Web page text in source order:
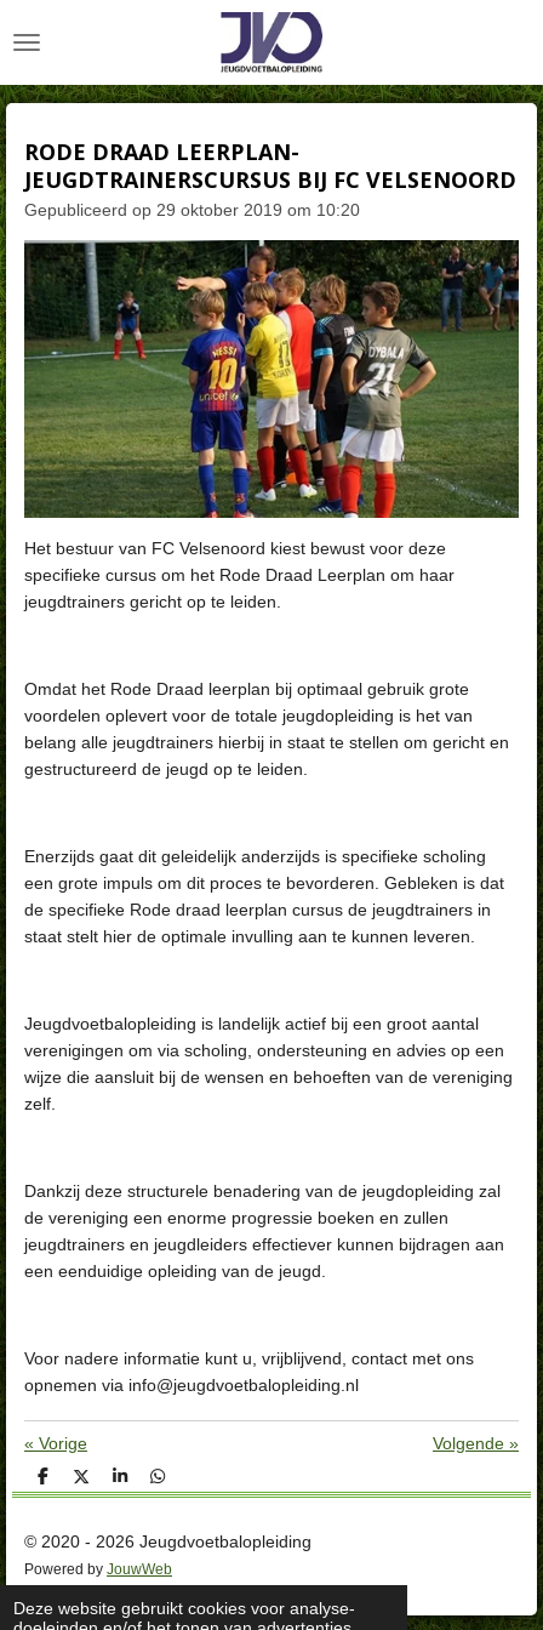
Deze website gebruikt cookies voor analyse-
direct
de
RODE DRAAD LEERPLAN-
JEUGDTRAINERSCURSUS BIJ FC VELSENOORD
Gepubliceerd op 29 oktober 2019 om 10:20
Het bestuur van FC Velsenoord kiest bewust voor deze
specifieke cursus om het Rode Draad Leerplan om haar
jeugdtrainers gericht op te leiden.
Omdat het Rode Draad leerplan bij optimaal gebruik grote
voordelen oplevert voor de totale jeugdopleiding is het van
belang alle jeugdtrainers hierbij in staat te stellen om gericht en
gestructureerd de jeugd op te leiden.
Enerzijds gaat dit geleidelijk anderzijds is specifieke scholing
een grote impuls om dit proces te bevorderen. Gebleken is dat
de specifieke Rode draad leerplan cursus de jeugdtrainers in
staat stelt hier de optimale invulling aan te kunnen leveren.
Jeugdvoetbalopleiding is landelijk actief bij een groot aantal
verenigingen om via scholing, ondersteuning en advies op een
wijze die aansluit bij de wensen en behoeften van de vereniging
zelf.
Dankzij deze structurele benadering van de jeugdopleiding zal
de vereniging een enorme progressie boeken en zullen
jeugdtrainers en jeugdleiders effectiever kunnen bijdragen aan
een eenduidige opleiding van de jeugd.
Voor nadere informatie kunt u, vrijblijvend, contact met ons
opnemen via info@jeugdvoetbalopleiding.nl
« Vorige Volgende »
D
e
e
n
D
e
S
h
r
e
D
e
n
© 2020 - 2026 Jeugdvoetbalopleiding
Powered by JouwWeb